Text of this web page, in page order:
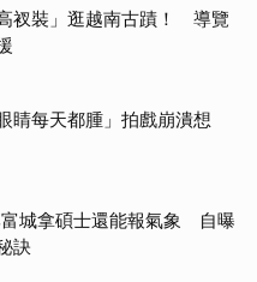
衩裝」逛越南古蹟！ 導覽
睛每天都腫」拍戲崩潰想
城拿碩士還能報氣象 自曝
訣